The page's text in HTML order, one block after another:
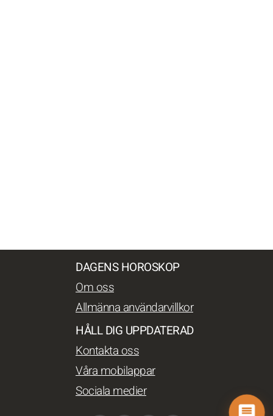
DAGENS HOROSKOP
Om oss
Allmänna användarvillkor
HÅLL DIG UPPDATERAD
Kontakta oss
Våra mobilappar
Sociala medier